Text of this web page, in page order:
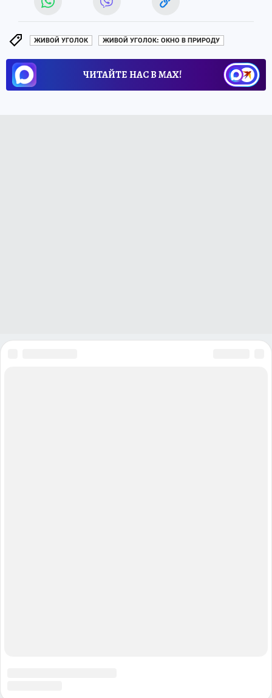
ЖИВОЙ УГОЛОК ЖИВОЙ УГОЛОК: ОКНО В ПРИРОДУ
ЧИТАЙТЕ НАС В МАХ!